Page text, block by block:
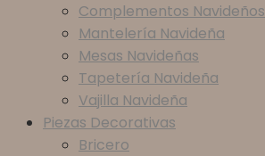
Complementos Navideños
Mantelería Navideña
Mesas Navideñas
Tapetería Navideña
Vajilla Navideña
Piezas Decorativas
Bricero